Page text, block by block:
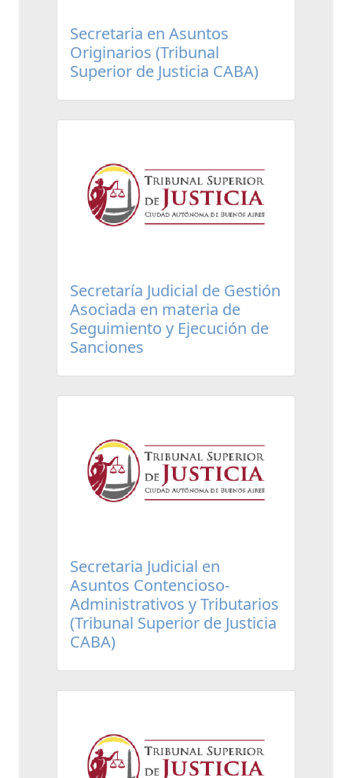
Secretaria en Asuntos
Originarios (Tribunal
Superior de Justicia CABA)
Secretaría Judicial de Gestión
Asociada en materia de
Seguimiento y Ejecución de
Sanciones
Secretaria Judicial en
Asuntos Contencioso-
Administrativos y Tributarios
(Tribunal Superior de Justicia
CABA)